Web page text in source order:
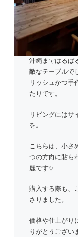
沖縄まではるば
敵なテーブルで
リッシュかつ手
たりです。
リビングにはサ
を。
こちらは、小さ
つの方向に貼ら
麗です✨
購入する際も、
さりました。
価格や仕上がり
りがとうござい